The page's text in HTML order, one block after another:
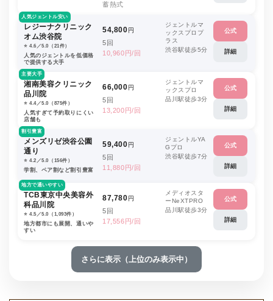
蓄熱式
人気ジェントル安い
レジーナクリニック
オム渋谷院
⭐️ 4.6／5.0（21件）
人気のジェントルを低価格
で提供する大手
54,800円
5回
10,960円/回
ジェントルマ
ックスプロプ
ラス
渋谷駅徒歩5分
公式
詳細
主要大手
湘南美容クリニック
品川院
⭐️ 4.4／5.0（875件）
人気すぎて予約取りにくい
店舗も
66,000円
5回
13,200円/回
ジェントルマ
ックスプロ
品川駅徒歩3分
公式
詳細
割引豊富
メンズリゼ渋谷公園
通り
⭐️ 4.2／5.0（156件）
学割、ペア割など割引豊富
59,400円
5回
11,880円/回
ジェントルYA
Gプロ
渋谷駅徒歩7分
公式
詳細
地方で通いやすい
TCB東京中央美容外
科品川院
⭐️ 4.5／5.0（1,093件）
地方都市にも展開、通いや
すい
87,780円
5回
17,556円/回
メディオスタ
ーNeXTPRO
品川駅徒歩3分
公式
詳細
さらに表示（上位のみ表示中）